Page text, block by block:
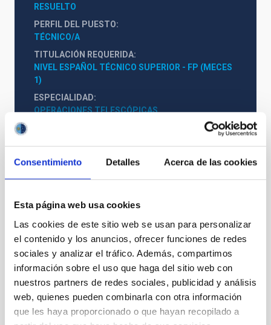
Consentimiento Detalles Acerca de las cookies
Esta página web usa cookies
Las cookies de este sitio web se usan para personalizar
el contenido y los anuncios, ofrecer funciones de redes
sociales y analizar el tráfico. Además, compartimos
información sobre el uso que haga del sitio web con
nuestros partners de redes sociales, publicidad y análisis
web, quienes pueden combinarla con otra información
que les haya proporcionado o que hayan recopilado a
RESUELTO
PERFIL DEL PUESTO
TÉCNICO/A
TITULACIÓN REQUERIDA
NIVEL ESPAÑOL TÉCNICO SUPERIOR - FP (MECES
1)
ESPECIALIDAD
OPERACIONES TELESCÓPICAS
PS-2025-055 BASES CONVOCATORIA
ANEXO VI DECLARACIÓN PERSONAL
ANEXO III SOLICITUD